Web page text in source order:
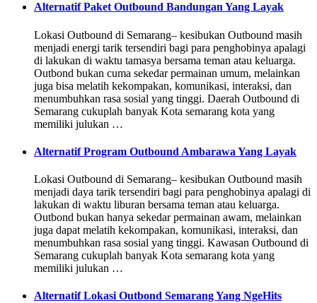
Alternatif Paket Outbound Bandungan Yang Layak
Lokasi Outbound di Semarang– kesibukan Outbound masih
menjadi energi tarik tersendiri bagi para penghobinya apalagi
di lakukan di waktu tamasya bersama teman atau keluarga.
Outbond bukan cuma sekedar permainan umum, melainkan
juga bisa melatih kekompakan, komunikasi, interaksi, dan
menumbuhkan rasa sosial yang tinggi. Daerah Outbound di
Semarang cukuplah banyak Kota semarang kota yang
memiliki julukan …
Alternatif Program Outbound Ambarawa Yang Layak
Lokasi Outbound di Semarang– kesibukan Outbound masih
menjadi daya tarik tersendiri bagi para penghobinya apalagi di
lakukan di waktu liburan bersama teman atau keluarga.
Outbond bukan hanya sekedar permainan awam, melainkan
juga dapat melatih kekompakan, komunikasi, interaksi, dan
menumbuhkan rasa sosial yang tinggi. Kawasan Outbound di
Semarang cukuplah banyak Kota semarang kota yang
memiliki julukan …
Alternatif Lokasi Outbond Semarang Yang NgeHits